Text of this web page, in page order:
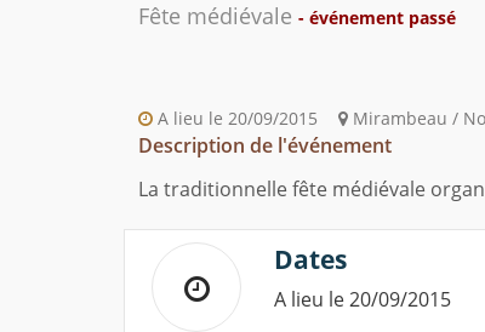
Fête médiévale - événement passé
A lieu le 20/09/2015 Mirambeau /
Description de l'événement
La traditionnelle fête médiévale
Dates
A lieu le 20/09/2015